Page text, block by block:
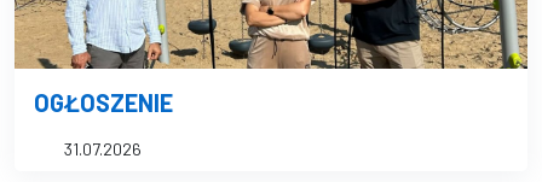
OGŁOSZENIE
31.07.2026